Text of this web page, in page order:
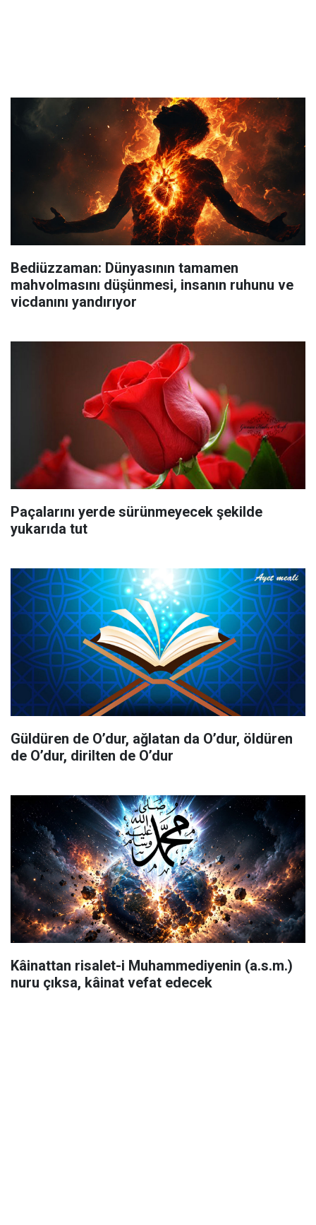
Bediüzzaman: Dünyasının tamamen
mahvolmasını düşünmesi, insanın ruhunu ve
vicdanını yandırıyor
Paçalarını yerde sürünmeyecek şekilde
yukarıda tut
Güldüren de O’dur, ağlatan da O’dur, öldüren
de O’dur, dirilten de O’dur
Kâinattan risalet-i Muhammediyenin (a.s.m.)
nuru çıksa, kâinat vefat edecek